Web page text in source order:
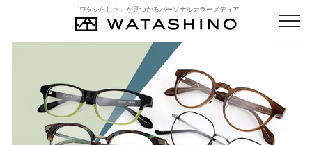
「ワタシらしさ」が見つかるパーソナルカラーメディア